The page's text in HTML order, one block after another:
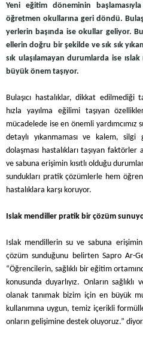
Yeni eğitim döneminin
öğretmen okullarına geri döndü.
yerlerin başında ise okullar geliyor.
ellerin doğru bir şekilde ve sık sık
sık ulaşılamayan durumlarda ise
büyük önem taşıyor.
Bulaşıcı hastalıklar, dikkat edilmediği
hızla yayılma eğilimi taşıyan
mücadelede ise en önemli
detaylı yıkanmaması ve kalem,
dolaşması hastalıkları taşıyan faktörler
ve sabuna erişimin kısıtlı olduğu
sundukları pratik çözümlerle hem
hastalıklara karşı koruyor.
Islak mendiller pratik bir çözüm
Islak mendillerin su ve sabuna
çözüm sunduğunu belirten Sapro Ar-
“Öğrencilerin, sağlıklı bir eğitim
konusunda duyarlıyız. Onların
olanak tanımak bizim için en büyük
kullanımına uygun, temiz içerikli
onların gelişimine destek oluyoruz.”